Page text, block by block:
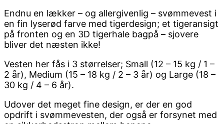
Endnu en lækker – og allergivenlig – svømmevest i
en fin lyserød farve med tigerdesign; et tigeransigt
på fronten og en 3D tigerhale bagpå – sjovere
bliver det næsten ikke!
Vesten her fås i 3 størrelser; Small (12 – 15 kg / 1 –
2 år), Medium (15 – 18 kg / 2 – 3 år) og Large (18 –
30 kg / 4 – 6 år).
Udover det meget fine design, er der en god
opdrift i svømmevesten, der også er forsynet med